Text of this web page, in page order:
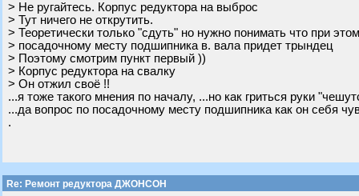
> Не ругайтесь. Корпус редуктора на выброс
> Тут ничего не открутить.
> Теоретически только "сдуть" но нужно понимать что при
> посадочному месту подшипника в. вала придет трындец
> Поэтому смотрим пункт первый ))
> Корпус редуктора на свалку
> Он отжил своё !!
...я тоже такого мнения по началу, ...но как гриться руки
...да вопрос по посадочному месту подшипника как он себя
.
Re: Ремонт редуктора ДЖОНСОН